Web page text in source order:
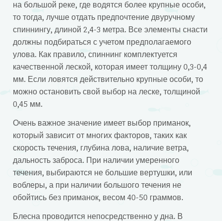
на большой реке, где водятся более крупные особи,
то тогда, лучше отдать предпочтение двуручному
спиннингу, длиной 2,4-3 метра. Все элементы снасти
должны подбираться с учетом предполагаемого
улова. Как правило, спиннинг комплектуется
качественной леской, которая имеет толщину 0,3-0,4
мм. Если ловятся действительно крупные особи, то
можно остановить свой выбор на леске, толщиной
0,45 мм.
Очень важное значение имеет выбор приманок,
который зависит от многих факторов, таких как
скорость течения, глубина лова, наличие ветра,
дальность заброса. При наличии умеренного
течения, выбираются не большие вертушки, или
воблеры, а при наличии большого течения не
обойтись без приманок, весом 40-50 граммов.
Блесна проводится непосредственно у дна. В